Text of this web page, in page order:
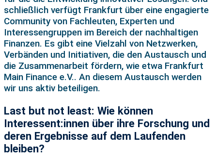
schließlich verfügt Frankfurt über eine engagierte
Community von Fachleuten, Experten und
Interessengruppen im Bereich der nachhaltigen
Finanzen. Es gibt eine Vielzahl von Netzwerken,
Verbänden und Initiativen, die den Austausch und
die Zusammenarbeit fördern, wie etwa Frankfurt
Main Finance e.V.. An diesem Austausch werden
wir uns aktiv beteiligen.
Last but not least: Wie können
Interessent:innen über ihre Forschung und
deren Ergebnisse auf dem Laufenden
bleiben?